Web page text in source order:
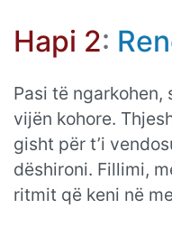
Hapi 2:
Pasi të
vijën kohore.
gisht për t’i
dëshironi. Fillimi,
ritmit që keni në